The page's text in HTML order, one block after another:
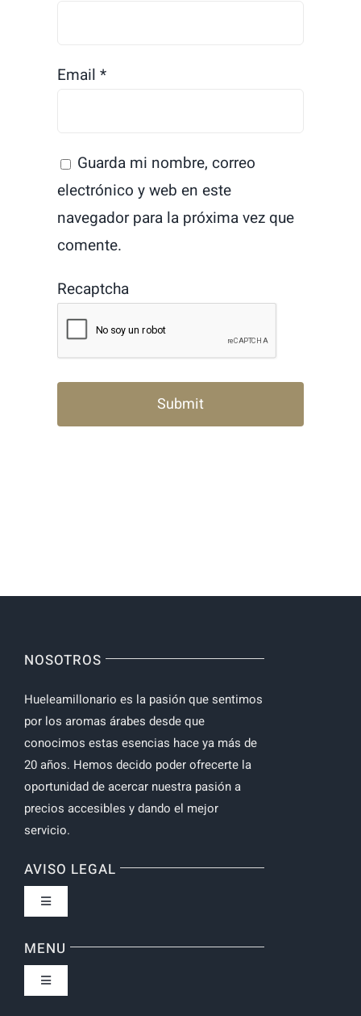
Email *
Guarda mi nombre, correo
electrónico y web en este
navegador para la próxima vez que
comente.
Recaptcha
NOSOTROS
Hueleamillonario es la pasión que sentimos
por los aromas árabes desde que
conocimos estas esencias hace ya más de
20 años. Hemos decido poder ofrecerte la
oportunidad de acercar nuestra pasión a
precios accesibles y dando el mejor
servicio.
AVISO LEGAL
Toggle
Política de privacidad
MENU
Toggle